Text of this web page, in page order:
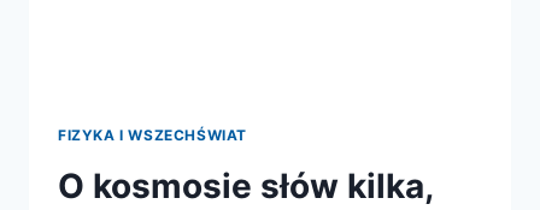
FIZYKA I WSZECHŚWIAT
O kosmosie słów kilka,